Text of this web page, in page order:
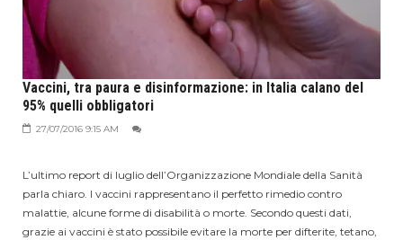
Vaccini, tra paura e disinformazione: in Italia calano del
95% quelli obbligatori
27/07/2016 9:15 AM
L’ultimo report di luglio dell’Organizzazione Mondiale della Sanità
parla chiaro. I vaccini rappresentano il perfetto rimedio contro
malattie, alcune forme di disabilità o morte. Secondo questi dati,
grazie ai vaccini è stato possibile evitare la morte per difterite, tetano,